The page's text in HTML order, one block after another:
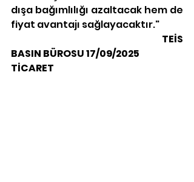
dışa bağımlılığı azaltacak hem de
fiyat avantajı sağlayacaktır."
TEİS
BASIN BÜROSU 17/09/2025
TİCARET